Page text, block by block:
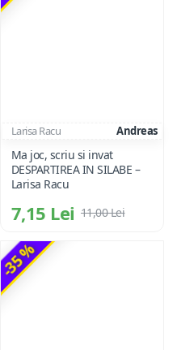
Larisa Racu Andreas
Ma joc, scriu si invat
DESPARTIREA IN SILABE –
Larisa Racu
7,15 Lei 11,00 Lei
-35 %